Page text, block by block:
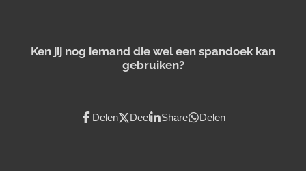
Ken jij nog iemand die wel een spandoek kan
gebruiken?
Delen Deel Share Delen